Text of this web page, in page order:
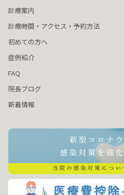
診療案内
診療時間・アクセス・予約方法
初めての方へ
症例紹介
FAQ
院長ブログ
新着情報